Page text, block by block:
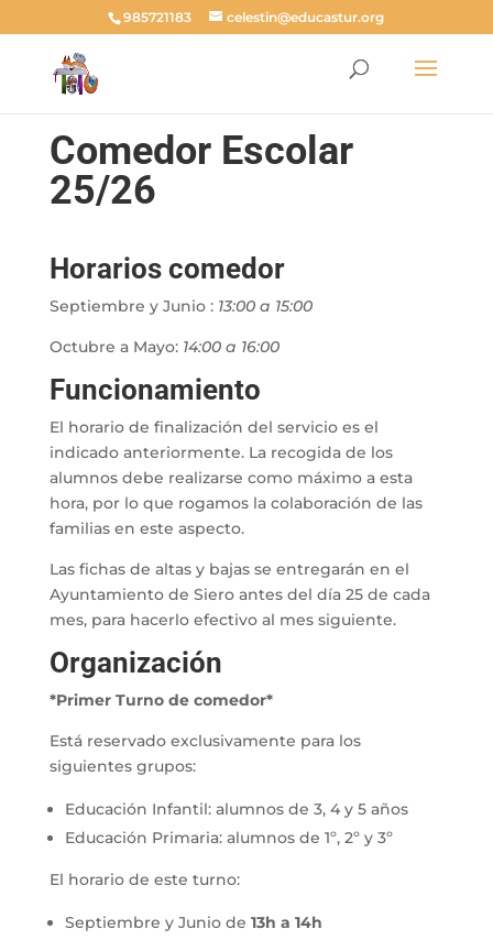
985721183 celestin@educastur.org
Comedor Escolar
25/26
Horarios comedor
Septiembre y Junio : 13:00 a 15:00
Octubre a Mayo: 14:00 a 16:00
Funcionamiento
El horario de finalización del servicio es el
indicado anteriormente. La recogida de los
alumnos debe realizarse como máximo a esta
hora, por lo que rogamos la colaboración de las
familias en este aspecto.
Las fichas de altas y bajas se entregarán en el
Ayuntamiento de Siero antes del día 25 de cada
mes, para hacerlo efectivo al mes siguiente.
Organización
*Primer Turno de comedor*
Está reservado exclusivamente para los
siguientes grupos:
Educación Infantil: alumnos de 3, 4 y 5 años
Educación Primaria: alumnos de 1º, 2º y 3º
El horario de este turno:
Septiembre y Junio de 13h a 14h